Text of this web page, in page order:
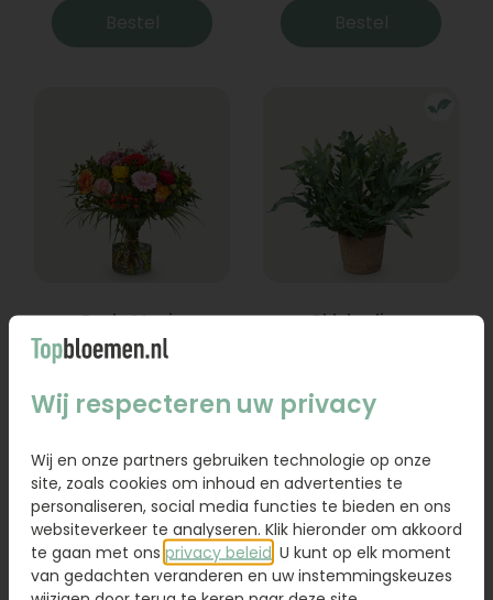
Bestel Bestel
Boeket Lexie
Vanaf
Phlebodium
Wij respecteren uw privacy
Wij en onze partners gebruiken technologie op onze
site, zoals cookies om inhoud en advertenties te
personaliseren, social media functies te bieden en ons
websiteverkeer te analyseren. Klik hieronder om akkoord
te gaan met ons privacy beleid . U kunt op elk moment
van gedachten veranderen en uw instemmingskeuzes